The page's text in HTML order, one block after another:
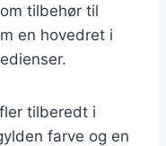
tilbehør til
en hovedret i
tilberedt i
farve og en